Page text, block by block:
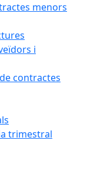
menors
i
contractes
trimestral